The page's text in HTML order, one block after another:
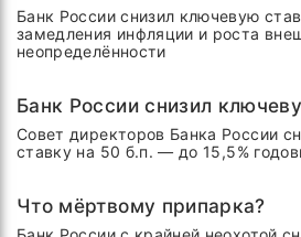
Банк России снизил ключевую
замедления инфляции и роста
неопределённости
Банк России снизил
Совет директоров Банка России
ставку на 50 б.п. — до 15,5%
Что мёртвому припарка?